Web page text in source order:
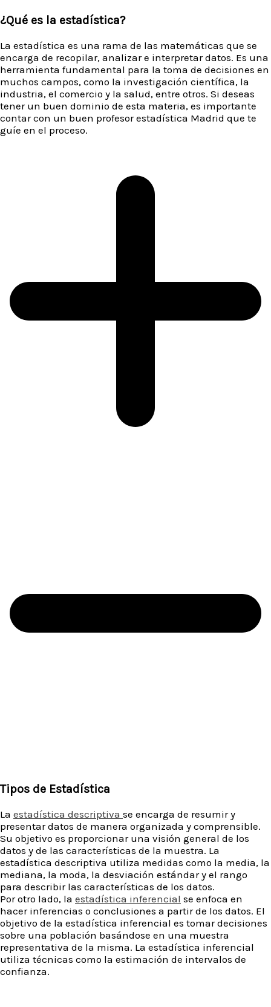
¿Qué es la estadística?
La estadística es una rama de las matemáticas que se
encarga de recopilar, analizar e interpretar datos. Es una
herramienta fundamental para la toma de decisiones en
muchos campos, como la investigación científica, la
industria, el comercio y la salud, entre otros. Si deseas
tener un buen dominio de esta materia, es importante
contar con un buen profesor estadística Madrid que te
guíe en el proceso.
Tipos de Estadística
La estadística descriptiva se encarga de resumir y
presentar datos de manera organizada y comprensible.
Su objetivo es proporcionar una visión general de los
datos y de las características de la muestra. La
estadística descriptiva utiliza medidas como la media, la
mediana, la moda, la desviación estándar y el rango
para describir las características de los datos.
Por otro lado, la estadística inferencial se enfoca en
hacer inferencias o conclusiones a partir de los datos. El
objetivo de la estadística inferencial es tomar decisiones
sobre una población basándose en una muestra
representativa de la misma. La estadística inferencial
utiliza técnicas como la estimación de intervalos de
confianza.